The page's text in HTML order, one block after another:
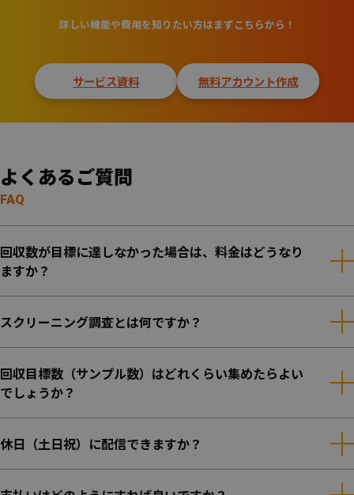
詳しい機能や費用を知りたい方はまずこちらから！
サービス資料 無料アカウント作成
よくあるご質問
FAQ
回収数が目標に達しなかった場合は、料金はどうなり
ますか？
スクリーニング調査とは何ですか？
回収目標数（サンプル数）はどれくらい集めたらよい
でしょうか？
休日（土日祝）に配信できますか？